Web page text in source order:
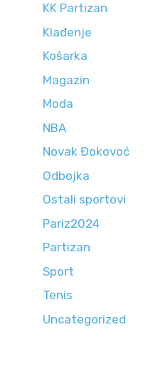
KK Partizan
Klađenje
Košarka
Magazin
Moda
NBA
Novak Đokovoć
Odbojka
Ostali sportovi
Pariz2024
Partizan
Sport
Tenis
Uncategorized